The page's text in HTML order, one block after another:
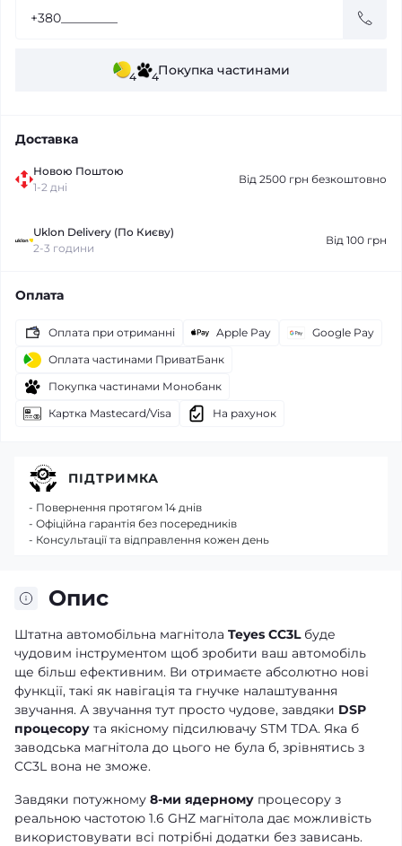
4 4Покупка частинами
Доставка
Новою Поштою
1-2 дні
Від 2500 грн безкоштовно
Uklon Delivery (По Києву)
2-3 години
Від 100 грн
Оплата
Оплата при отриманні Apple Pay
Google Pay
Оплата частинами ПриватБанк
Покупка частинами Монобанк
Картка Mastecard/Visa
На рахунок
Опис
Штатна автомобільна магнітола Teyes CC3Lбуде
чудовим інструментом щоб зробити ваш автомобіль
ще більш ефективним. Ви отримаєте абсолютно нові
функції, такі як навігація та гнучке налаштування
звучання. А звучання тут просто чудове, завдяки DSP
процесору та якісному підсилювачу STM TDA. Яка б
заводська магнітола до цього не була б, зрівнятись з
CC3L вона не зможе.
Завдяки потужному 8-ми ядерному процесору з
реальною частотою 1.6 GHZ магнітола дає можливість
використовувати всі потрібні додатки без зависань.
ПІДТРИМКА
- Повернення протягом 14 днів
- Офіційна гарантія без посередників
- Консультації та відправлення кожен день